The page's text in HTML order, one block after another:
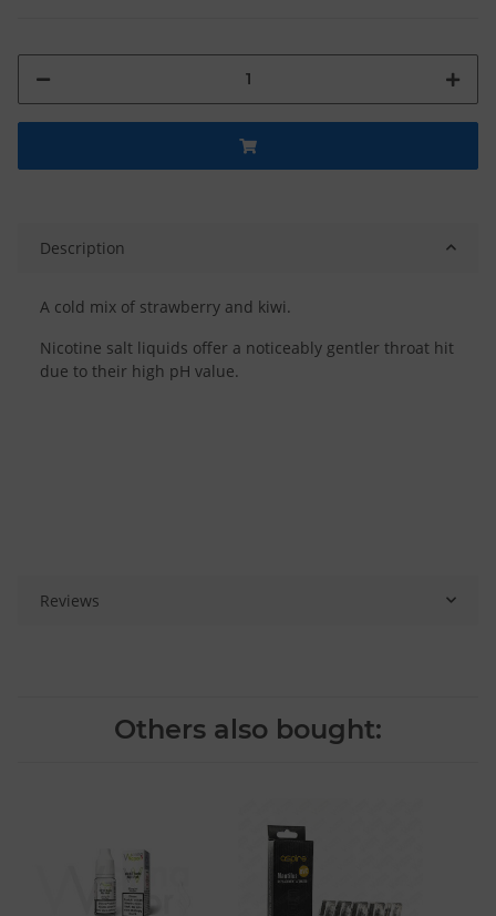
Description
A cold mix of strawberry and kiwi.
Nicotine salt liquids offer a noticeably gentler throat hit
due to their high pH value.
Reviews
Others also bought: